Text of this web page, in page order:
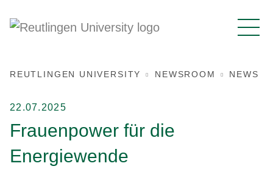
REUTLINGEN UNIVERSITY NEWSROOM NEWS
22.07.2025
Frauenpower für die
Energiewende